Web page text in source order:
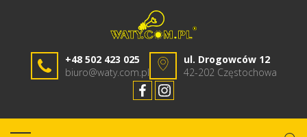
+48 502 423 025
biuro@waty.com.pl
ul. Drogowców 12
42-202 Częstochowa